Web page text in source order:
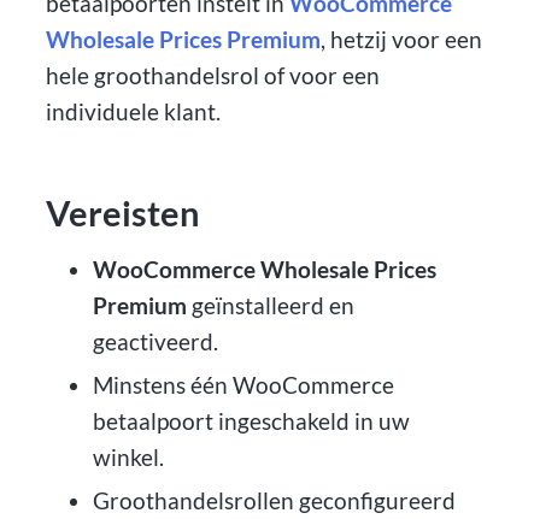
Wholesale Prices Premium, hetzij voor een
hele groothandelsrol of voor een
individuele klant.
Vereisten
WooCommerce Wholesale Prices
Premium geïnstalleerd en
geactiveerd.
Minstens één WooCommerce
betaalpoort ingeschakeld in uw
winkel.
Groothandelsrollen geconfigureerd